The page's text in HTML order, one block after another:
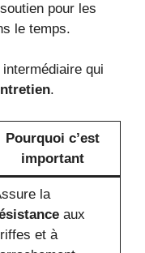
pour les
le temps.
qui
.
Pourquoi c’est
important
la
aux
et à